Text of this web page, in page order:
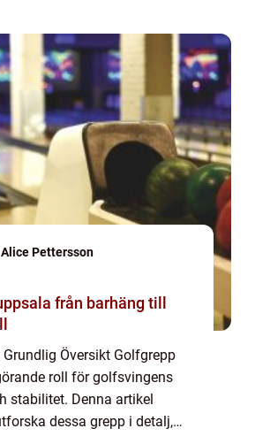
Alice Pettersson
barhäng till
Grundlig Översikt Golfgrepp
roll för golfsvingens
stabilitet. Denna artikel
dessa grepp i detalj,